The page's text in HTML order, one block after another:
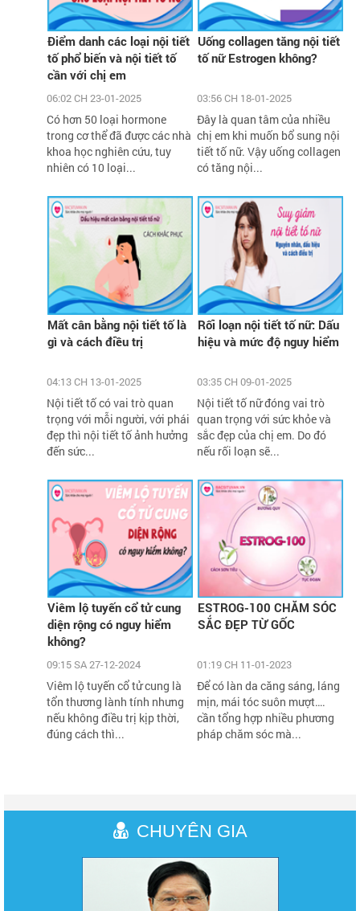
Điểm danh các loại nội tiết
tố phổ biến và nội tiết tố
cần với chị em
06:02 CH 23-01-2025
Có hơn 50 loại hormone
trong cơ thể đã được các nhà
khoa học nghiên cứu, tuy
nhiên có 10 loại...
Uống collagen tăng nội tiết
tố nữ Estrogen không?
03:56 CH 18-01-2025
Đây là quan tâm của nhiều
chị em khi muốn bổ sung nội
tiết tố nữ. Vậy uống collagen
có tăng nội...
Mất cân bằng nội tiết tố là
gì và cách điều trị
04:13 CH 13-01-2025
Nội tiết tố có vai trò quan
trọng với mỗi người, với phái
đẹp thì nội tiết tố ảnh hưởng
đến sức...
Rối loạn nội tiết tố nữ: Dấu
hiệu và mức độ nguy hiểm
03:35 CH 09-01-2025
Nội tiết tố nữ đóng vai trò
quan trọng với sức khỏe và
sắc đẹp của chị em. Do đó
nếu rối loạn sẽ...
Viêm lộ tuyến cổ tử cung
diện rộng có nguy hiểm
không?
09:15 SA 27-12-2024
Viêm lộ tuyến cổ tử cung là
tổn thương lành tính nhưng
nếu không điều trị kịp thời,
đúng cách thì...
ESTROG-100 CHĂM SÓC
SẮC ĐẸP TỪ GỐC
01:19 CH 11-01-2023
Để có làn da căng sáng, láng
mịn, mái tóc suôn mượt….
cần tổng hợp nhiều phương
pháp chăm sóc mà...
CHUYÊN GIA